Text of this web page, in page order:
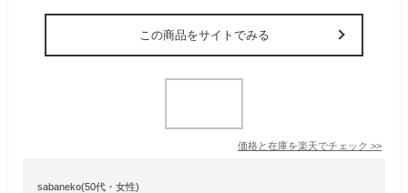
この商品をサイトでみる
価格と在庫を楽天でチェック >>
sabaneko(50代・女性)